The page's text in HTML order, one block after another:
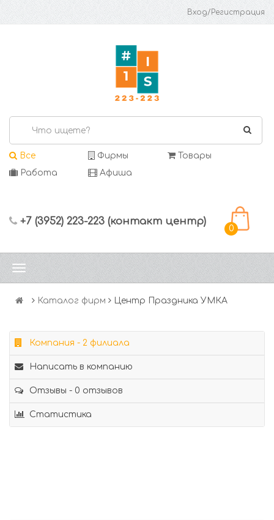
Вход/Регистрация
Все Фирмы
Товары
Работа
Афиша
+7 (3952) 223-223 (контакт центр)
0
Каталог фирм Центр Праздника УМКА
Компания - 2 филиала
Написать в компанию
Отзывы - 0 отзывов
Статистика